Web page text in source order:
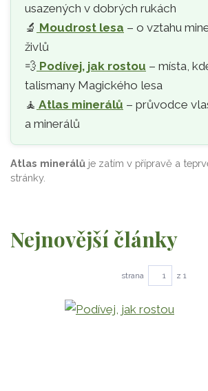
usazených v dobrých rukách
🔬 Moudrost lesa – o vztahu
živlů
💨 Podívej, jak rostou – místa,
talismany Magického lesa
🧘‍ Atlas minerálů – průvodce
a minerálů
Atlas minerálů je zatím v přípravě a
stránky.
Nejnovější články
strana z 1